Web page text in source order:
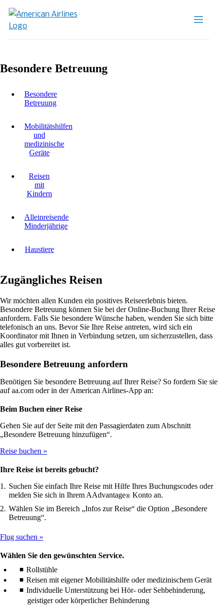
Besondere Betreuung
Besondere
Betreuung
Mobilitätshilfen
und
medizinische
Geräte
Reisen
mit
Kindern
Alleinreisende
Minderjährige
Haustiere
Zugängliches Reisen
Wir möchten allen Kunden ein positives Reiseerlebnis bieten.
Besondere Betreuung können Sie bei der Online-Buchung Ihrer Reise
anfordern. Falls Sie besondere Wünsche haben, wenden Sie sich bitte
telefonisch an uns. Bevor Sie Ihre Reise antreten, wird sich ein
Koordinator mit Ihnen in Verbindung setzen, um sicherzustellen, dass
alles gut vorbereitet ist.
Besondere Betreuung anfordern
Benötigen Sie besondere Betreuung auf Ihrer Reise? So fordern Sie sie
auf aa.com oder in der American Airlines-App an:
Beim Buchen einer Reise
Gehen Sie auf der Seite mit den Passagierdaten zum Abschnitt
„Besondere Betreuung hinzufügen“.
Reise buchen
Ihre Reise ist bereits gebucht?
Suchen Sie einfach Ihre Reise mit Hilfe Ihres Buchungscodes oder
melden Sie sich in Ihrem AAdvantage® Konto an.
Wählen Sie im Bereich „Infos zur Reise“ die Option „Besondere
Betreuung“.
Flug suchen
Wählen Sie den gewünschten Service.
Rollstühle
Reisen mit eigener Mobilitätshilfe oder medizinischem Gerät
Individuelle Unterstützung bei Hör- oder Sehbehinderung,
geistiger oder körperlicher Behinderung